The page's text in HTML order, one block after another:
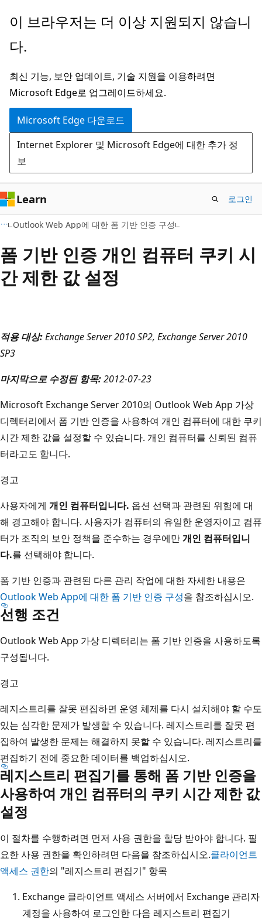
주
콘
츠
로
건
너
뛰
기
이 브라우저는 더 이상 지원되지 않습니
다.
최신 기능, 보안 업데이트, 기술 지원을 이용하려면
Microsoft Edge로 업그레이드하세요.
Microsoft Edge 다운로드
Internet Explorer 및 Microsoft Edge에 대한 추가 정
보
Learn 로그인
Outlook Web App에 대한 폼 기반 인증 구성
폼 기반 인증 개인 컴퓨터 쿠키 시
간 제한 값 설정
적용 대상:Exchange Server 2010 SP2, Exchange Server 2010
SP3
마지막으로 수정된 항목:2012-07-23
Microsoft Exchange Server 2010의 Outlook Web App 가상
디렉터리에서 폼 기반 인증을 사용하여 개인 컴퓨터에 대한 쿠키
시간 제한 값을 설정할 수 있습니다. 개인 컴퓨터를 신뢰된 컴퓨
터라고도 합니다.
경고
사용자에게 개인 컴퓨터입니다. 옵션 선택과 관련된 위험에 대
해 경고해야 합니다. 사용자가 컴퓨터의 유일한 운영자이고 컴퓨
터가 조직의 보안 정책을 준수하는 경우에만개인 컴퓨터입니
다.를 선택해야 합니다.
폼 기반 인증과 관련된 다른 관리 작업에 대한 자세한 내용은
Outlook Web App에 대한 폼 기반 인증 구성을 참조하십시오.
선행 조건
Outlook Web App 가상 디렉터리는 폼 기반 인증을 사용하도록
구성됩니다.
경고
레지스트리를 잘못 편집하면 운영 체제를 다시 설치해야 할 수도
있는 심각한 문제가 발생할 수 있습니다. 레지스트리를 잘못 편
집하여 발생한 문제는 해결하지 못할 수 있습니다. 레지스트리를
편집하기 전에 중요한 데이터를 백업하십시오.
레지스트리 편집기를 통해 폼 기반 인증을
사용하여 개인 컴퓨터의 쿠키 시간 제한 값
설정
이 절차를 수행하려면 먼저 사용 권한을 할당 받아야 합니다. 필
요한 사용 권한을 확인하려면 다음을 참조하십시오.클라이언트
액세스 권한의 "레지스트리 편집기" 항목
Exchange 클라이언트 액세스 서버에서 Exchange 관리자
계정을 사용하여 로그인한 다음 레지스트리 편집기